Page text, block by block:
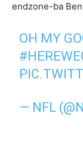
endzone-ba
OH MY
— NFL